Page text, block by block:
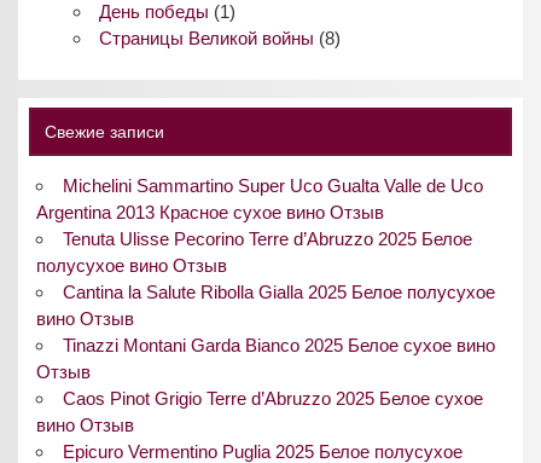
День победы (1)
Страницы Великой войны (8)
Свежие записи
Michelini Sammartino Super Uco Gualta Valle de Uco
Argentina 2013 Красное сухое вино Отзыв
Tenuta Ulisse Pecorino Terre d’Abruzzo 2025 Белое
полусухое вино Отзыв
Cantina la Salute Ribolla Gialla 2025 Белое полусухое
вино Отзыв
Tinazzi Montani Garda Bianco 2025 Белое сухое вино
Отзыв
Caos Pinot Grigio Terre d’Abruzzo 2025 Белое сухое
вино Отзыв
Epicuro Vermentino Puglia 2025 Белое полусухое